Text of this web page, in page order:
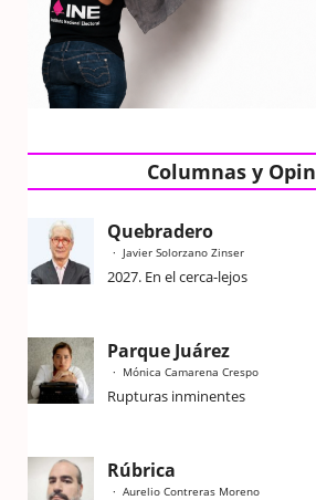
Columnas y
Quebradero
Javier Solorzano Zinser
2027. En el cerca-lejos
Parque Juárez
Mónica Camarena Crespo
Rupturas inminentes
Rúbrica
Aurelio Contreras Moreno